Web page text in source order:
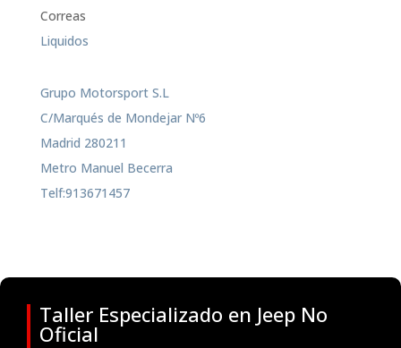
Correas
Liquidos
Grupo Motorsport S.L
C/Marqués de Mondejar Nº6
Madrid 280211
Metro Manuel Becerra
Telf:913671457
Taller Especializado en Jeep No
Oficial